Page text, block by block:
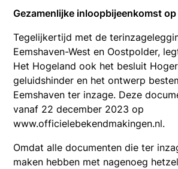
Gezamenlijke inloopbijeenkomst op
Tegelijkertijd met de
Eemshaven-West en Oostpolder,
Het Hogeland ook het besluit
geluidshinder en het ontwerp
Eemshaven ter inzage. Deze
vanaf 22 december 2023 op
www.officielebekendmakingen.nl.
Omdat alle documenten die ter
maken hebben met nagenoeg